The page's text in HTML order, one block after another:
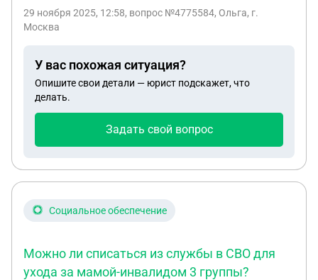
29 ноября 2025, 12:58, вопрос №4775584, Ольга, г.
Москва
У вас похожая ситуация?
Опишите свои детали — юрист подскажет, что
делать.
Задать свой вопрос
Социальное обеспечение
Можно ли списаться из службы в СВО для
ухода за мамой-инвалидом 3 группы?